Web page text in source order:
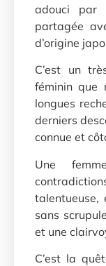
adouci par
partagée
d’origine
C’est un
féminin que
longues
derniers
connue et
Une
sans
et une
C’est la